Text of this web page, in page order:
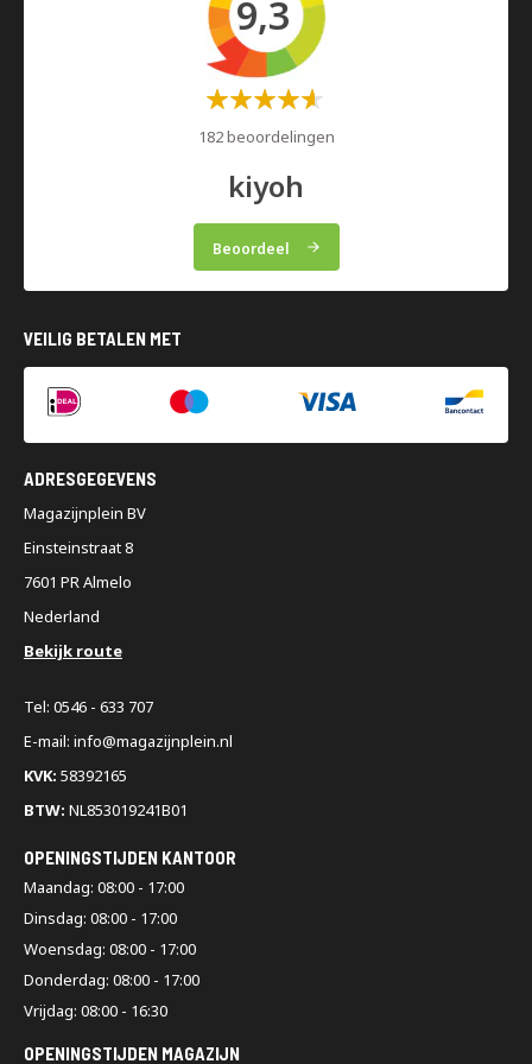
9,3
Waardering:
182 beoordelingen
kiyoh
Beoordeel
VEILIG BETALEN MET
ADRESGEGEVENS
Magazijnplein BV
Einsteinstraat 8
7601 PR Almelo
Nederland
Bekijk route
Tel: 0546 - 633 707
E-mail: info@magazijnplein.nl
KVK: 58392165
BTW: NL853019241B01
OPENINGSTIJDEN KANTOOR
Maandag: 08:00 - 17:00
Dinsdag: 08:00 - 17:00
Woensdag: 08:00 - 17:00
Donderdag: 08:00 - 17:00
Vrijdag: 08:00 - 16:30
OPENINGSTIJDEN MAGAZIJN